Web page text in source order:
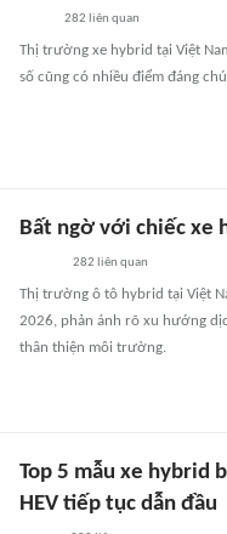
282 liên quan
Thị trường xe hybrid tại Việt
số cũng có nhiều điểm đáng
Bất ngờ với chiếc xe
282 liên quan
Thị trường ô tô hybrid tại Việt
2026, phản ánh rõ xu hướng
thân thiện môi trường.
Top 5 mẫu xe hybrid
HEV tiếp tục dẫn đầu